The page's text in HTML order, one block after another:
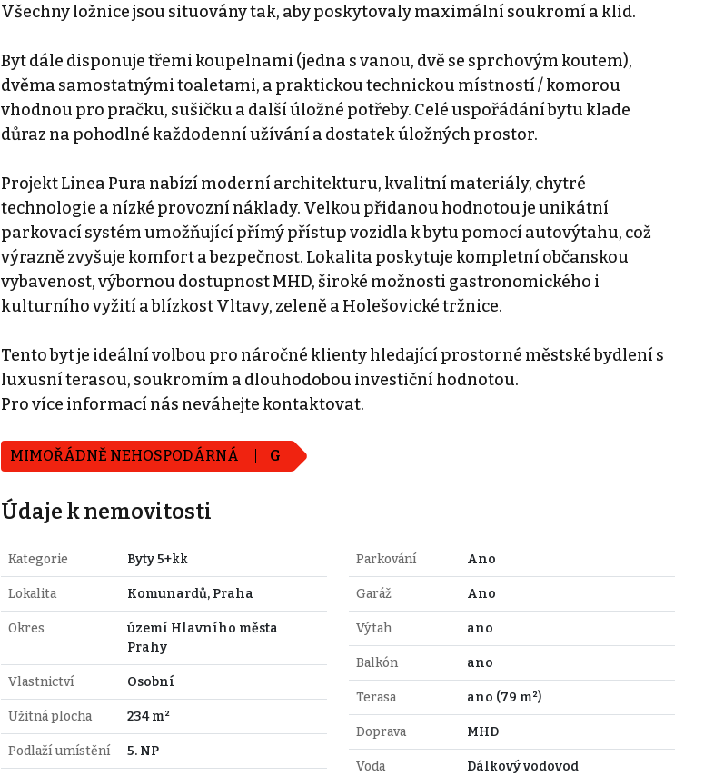
Všechny ložnice jsou situovány tak, aby poskytovaly maximální soukromí a klid.
Byt dále disponuje třemi koupelnami (jedna s vanou, dvě se sprchovým koutem),
dvěma samostatnými toaletami, a praktickou technickou místností / komorou
vhodnou pro pračku, sušičku a další úložné potřeby. Celé uspořádání bytu klade
důraz na pohodlné každodenní užívání a dostatek úložných prostor.
Projekt Linea Pura nabízí moderní architekturu, kvalitní materiály, chytré
technologie a nízké provozní náklady. Velkou přidanou hodnotou je unikátní
parkovací systém umožňující přímý přístup vozidla k bytu pomocí autovýtahu, což
výrazně zvyšuje komfort a bezpečnost. Lokalita poskytuje kompletní občanskou
vybavenost, výbornou dostupnost MHD, široké možnosti gastronomického i
kulturního vyžití a blízkost Vltavy, zeleně a Holešovické tržnice.
Tento byt je ideální volbou pro náročné klienty hledající prostorné městské bydlení s
luxusní terasou, soukromím a dlouhodobou investiční hodnotou.
Pro více informací nás neváhejte kontaktovat.
MIMOŘÁDNĚ NEHOSPODÁRNÁ G
Údaje k nemovitosti
Kategorie Byty 5+kk
Lokalita Komunardů, Praha
Okres
území Hlavního města
Prahy
Vlastnictví Osobní
Užitná plocha 234 m²
Podlaží umístění 5. NP
Parkování Ano
Garáž Ano
Výtah ano
Balkón ano
Terasa ano (79 m²)
Doprava MHD
Voda Dálkový vodovod